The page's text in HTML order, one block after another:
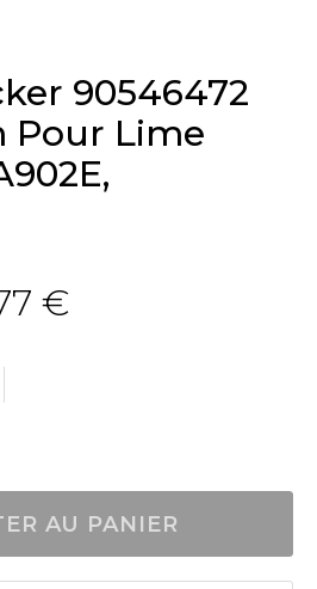
90546472
Pour Lime
€
AU PANIER